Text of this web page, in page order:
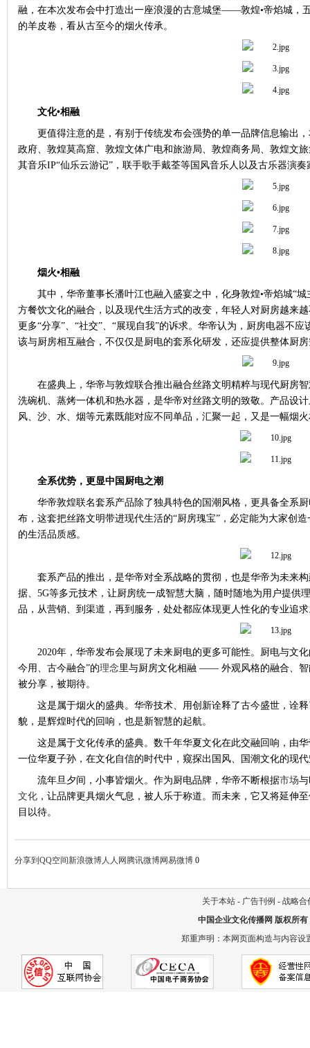
融，在本次发布会中打造出一座浪漫的古意城堡——敦煌•帝焰城，
的羊皮卷，看从古至今的烟火传承。
文化•相融
更值得注意的是，有别于传统发布会强势的单一品牌信息输出
政府、敦煌莫高窟、敦煌文体广电和旅游局、敦煌商务局、敦煌
其音乐IP“仙乐云游记”，联手歌手戴荃等国风音乐人以及古乐器演
烟火•相融
其中，华帝董事长潘叶江也融入盛宴之中，化身敦煌•帝焰城“
方餐饮文化的融合，以及现代生活方式的改变，年轻人对厨房越来
更多“分享”、“社交”、“展现自我”的诉求。华帝认为，厨房电器不
该与厨房相互融合，不仅仅是厨电的套系化研发，还应提供整体厨
在盛典上，华帝与敦煌联合推出融合丝路文明精粹与现代厨
洗碗机、蒸烤一体机和热水器，是华帝对丝路文明的致敬。产品设
风、沙、水、烟等元素既能对应不同单品，汇聚一起，又是一幅烟
全系优势，更显中国厨电之潮
华帝敦煌联名套系产品除了独具特色的国潮风格，更具备全系
布，这套把丝路文明带进现代生活的“厨房瑰宝”，必定能为大家创
的生活品质感。
套系产品的推出，是华帝对全系战略的贯彻，也是华帝为未来
据、 5G等多元技术，让厨房统一成智慧大脑，随时随地为用户提供
品，从营销、到渠道，再到服务，处处都应体现更人性化的专业追
2020年，华帝发布会展现了未来厨电的更多可能性。厨电与文
今用、古今融合”的理念里与厨房文化相融 —— 外观风格的融合、
被分享，被期待。
这是属于烟火的盛典。华帝技术、用创新诠释了古今盛世，诠
貌，是辉煌时代的回响，也是新智慧的起航。
这是属于文化传承的盛典。数千年华夏文化在此交融回响，由
一位华夏子孙，在文化自信的时代中，窥探出国风、国潮文化的现
流年旦夕间，小事皆烟火。作为厨电品牌，华帝不断根据市场
文化 ，让品牌更具烟火气息，被人乐于称道。而未来，它又将延伸
目以待。
分享到 QQ空间新浪微博人人网 腾讯微博网易微博 0
关于本站 - 广告刊例 - 战略合
中国企业文化传播网 版权所有
郑重声明：本网页面构造与内容